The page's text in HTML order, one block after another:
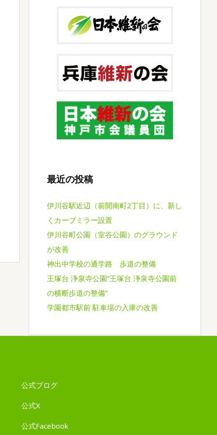
最近の投稿
伊川谷駅近辺（前開南町2丁目）に、新し
くカーブミラー設置
伊川谷町公園（室谷公園）のグラウンド
が改善
神出中学校の通学路 歩道の整備
王塚台 浄泉寺公園”王塚台 浄泉寺公園前
の横断歩道の整備”
学園都市駅前 駐車場の入庫の改善
公式ブログ
公式X
公式Facebook